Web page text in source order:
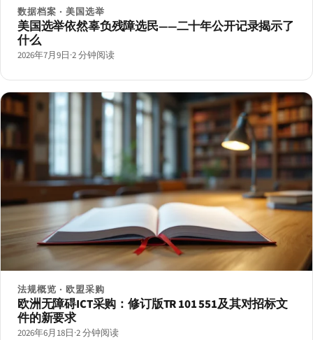
数据档案 · 美国选举
美国选举依然辜负残障选民——二十年公开记录揭示了
什么
2026年7月9日·2 分钟阅读
法规概览 · 欧盟采购
欧洲无障碍ICT采购：修订版TR 101 551及其对招标文
件的新要求
2026年6月18日·2 分钟阅读